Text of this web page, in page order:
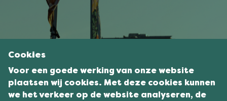
Cookies
Voor een goede werking van onze website
plaatsen wij cookies. Met deze cookies kunnen
we het verkeer op de website analyseren, de